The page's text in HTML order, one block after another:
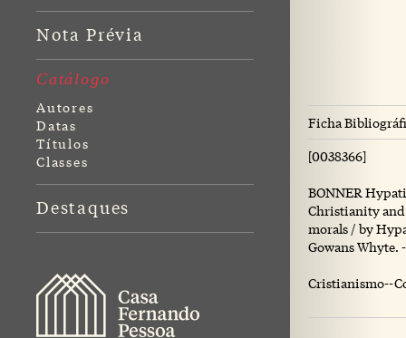
Nota Prévia
Catálogo
Autores
Datas
Títulos
Classes
Destaques
Ficha
[0038366]
BONNER
Christianity
morals / by
Gowans Whyte.
Cristianismo--